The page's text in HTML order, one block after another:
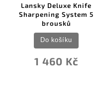
Lansky Deluxe Knife
Sharpening System 5
brousků
1 460 Kč
Do košíku